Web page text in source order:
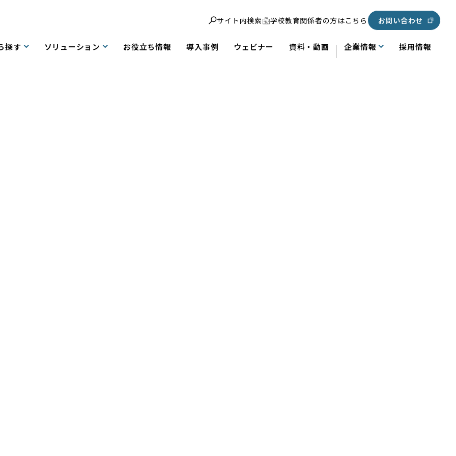
サイト内検索 学校教育関係者の方はこちら お問い合わせ
探す ソリューション お役立ち情報 導入事例 ウェビナー 資料・動画 企業情報 採用情報